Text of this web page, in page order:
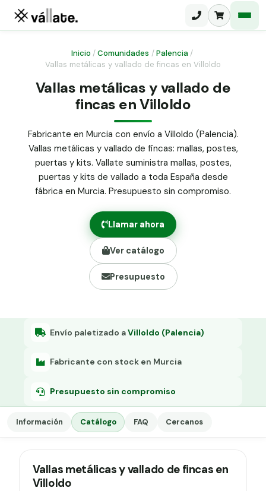
Malla ganadera
Malla simple torsión
Malla triple torsión
Panel malla H.
Puerta abatible dos hojas
Puerta acceso peatonal
Poste malla Hércules
Poste malla simple torsión
Alambre de espino galvanizado
Alambre liso galvanizado
Malla ocultación 70 g/m² verde
Abrazadera PVC malla H.
Grapa malla H.
Inicio /Comunidades / Palencia /
Vallas metálicas y vallado de fincas en Villoldo
Vallas metálicas y vallado de
fincas en Villoldo
Fabricante en Murcia con envío a Villoldo (Palencia).
Vallas metálicas y vallado de fincas: mallas, postes,
puertas y kits. Vallate suministra mallas, postes,
puertas y kits de vallado a toda España desde
fábrica en Murcia. Presupuesto sin compromiso.
Llamar ahora
Ver catálogo
Presupuesto
Envío paletizado aVilloldo (Palencia)
Fabricante con stock en Murcia
Presupuesto sin compromiso
Información Catálogo FAQ Cercanos
Vallas metálicas y vallado de fincas en
Villoldo